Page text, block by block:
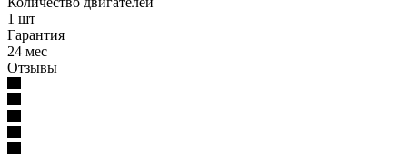
1 шт
Гарантия
24 мес
Отзывы